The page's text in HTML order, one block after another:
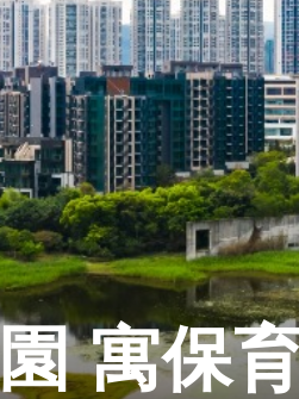
寓保